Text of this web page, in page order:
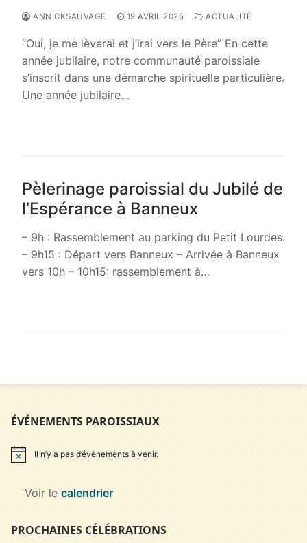
ANNICKSAUVAGE 19 AVRIL 2025 ACTUALITÉ
“Oui, je me lèverai et j’irai vers le Père” En cette
année jubilaire, notre communauté paroissiale
s’inscrit dans une démarche spirituelle particulière.
Une année jubilaire…
Pèlerinage paroissial du Jubilé de
l’Espérance à Banneux
– 9h : Rassemblement au parking du Petit Lourdes.
– 9h15 : Départ vers Banneux – Arrivée à Banneux
vers 10h – 10h15: rassemblement à…
ÉVÉNEMENTS PAROISSIAUX
NoticeIl n’y a pas d’évènements à venir.
Voir le calendrier
PROCHAINES CÉLÉBRATIONS